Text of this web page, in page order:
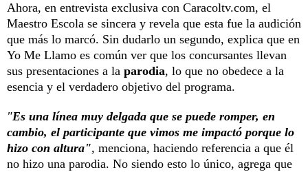
Ahora, en entrevista exclusiva con Caracoltv.com, el
Maestro Escola se sincera y revela que esta fue la audición
que más lo marcó. Sin dudarlo un segundo, explica que en
Yo Me Llamo es común ver que los concursantes llevan
sus presentaciones a la parodia, lo que no obedece a la
esencia y el verdadero objetivo del programa.
"Es una línea muy delgada que se puede romper, en
cambio, el participante que vimos me impactó porque lo
hizo con altura", menciona, haciendo referencia a que él
no hizo una parodia. No siendo esto lo único, agrega que